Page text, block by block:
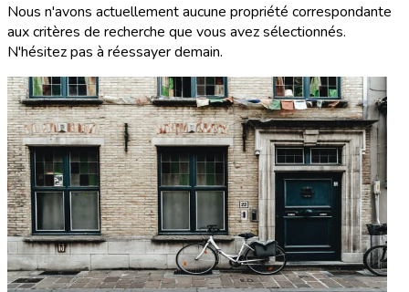
Nous n'avons actuellement aucune propriété correspondante
aux critères de recherche que vous avez sélectionnés.
N'hésitez pas à réessayer demain.